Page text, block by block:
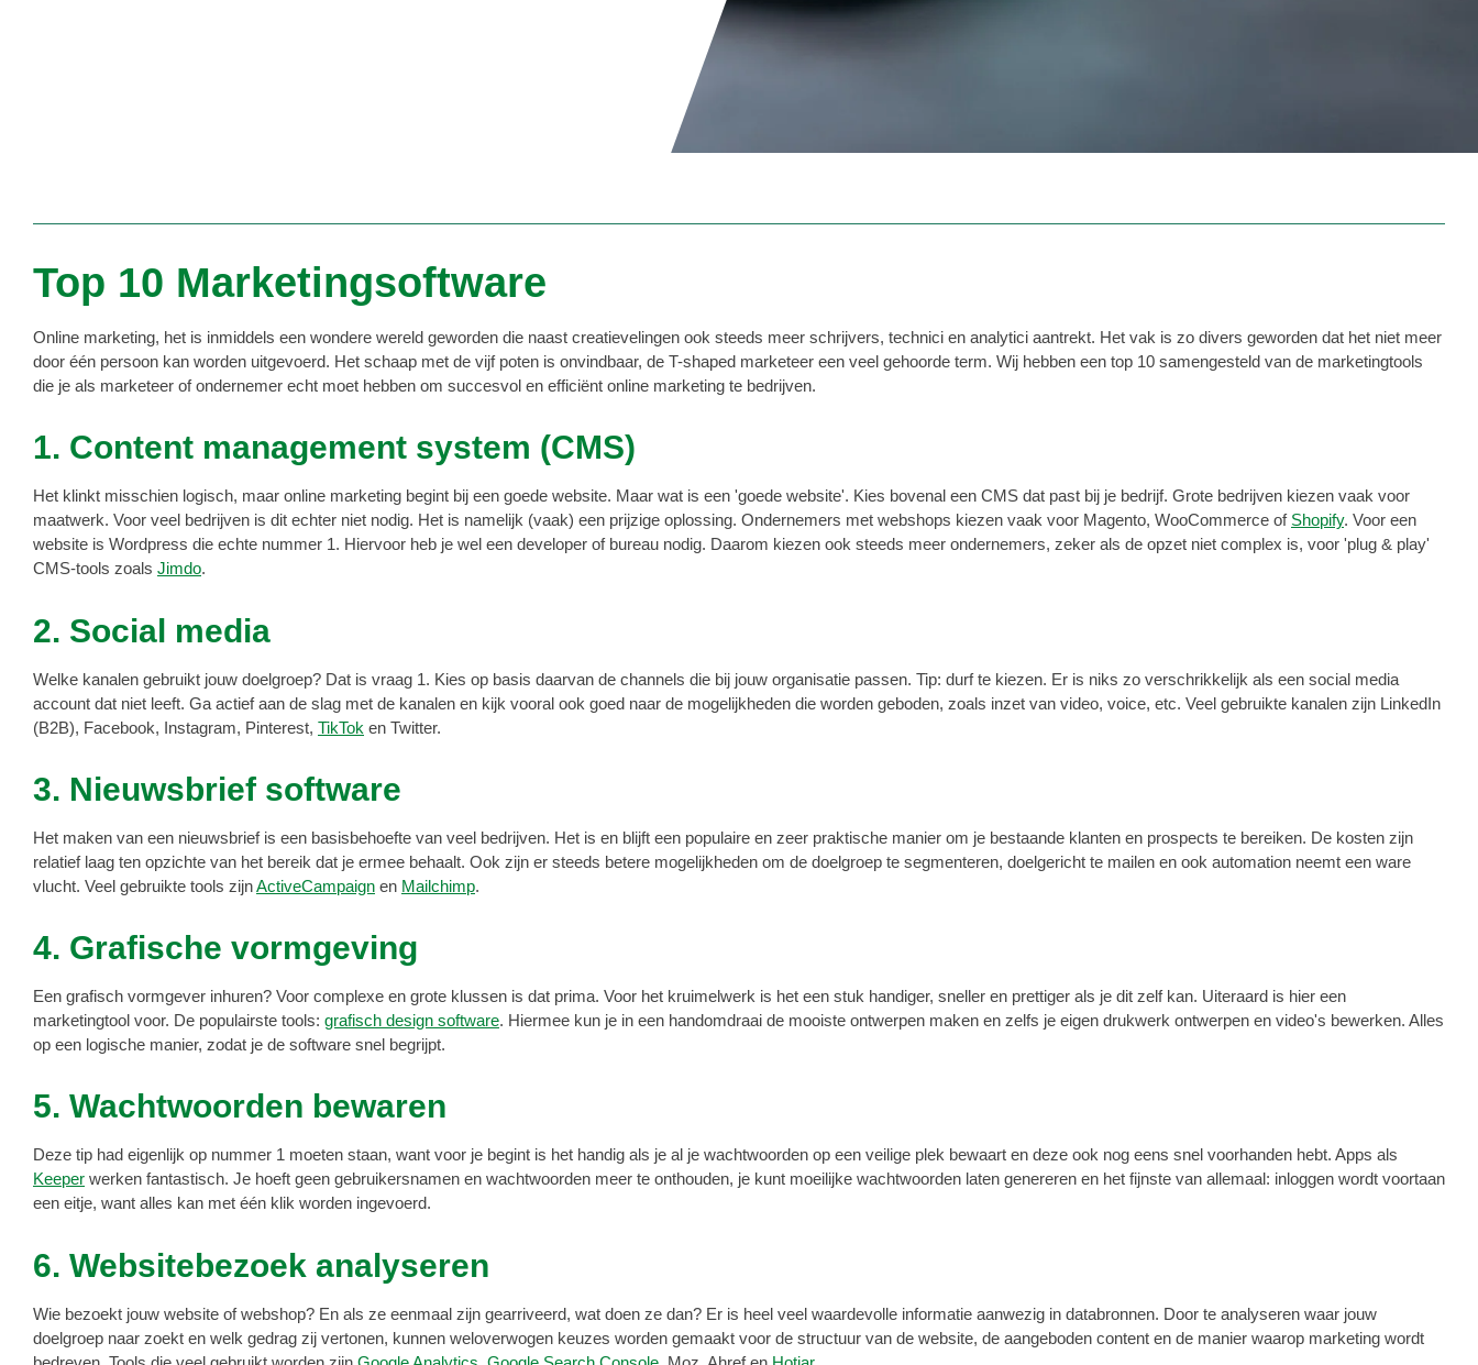
Top 10 Marketingsoftware
Online marketing, het is inmiddels een wondere wereld geworden die naast creatievelingen ook steeds meer schrijvers, technici en analytici aantrekt. Het vak is zo divers geworden dat het niet meer
door één persoon kan worden uitgevoerd. Het schaap met de vijf poten is onvindbaar, de T-shaped marketeer een veel gehoorde term. Wij hebben een top 10 samengesteld van de marketingtools
die je als marketeer of ondernemer echt moet hebben om succesvol en efficiënt online marketing te bedrijven.
1. Content management system (CMS)
Het klinkt misschien logisch, maar online marketing begint bij een goede website. Maar wat is een 'goede website'. Kies bovenal een CMS dat past bij je bedrijf. Grote bedrijven kiezen vaak voor
maatwerk. Voor veel bedrijven is dit echter niet nodig. Het is namelijk (vaak) een prijzige oplossing. Ondernemers met webshops kiezen vaak voor Magento, WooCommerce of Shopify. Voor een
website is Wordpress die echte nummer 1. Hiervoor heb je wel een developer of bureau nodig. Daarom kiezen ook steeds meer ondernemers, zeker als de opzet niet complex is, voor 'plug & play'
CMS-tools zoals Jimdo.
2. Social media
Welke kanalen gebruikt jouw doelgroep? Dat is vraag 1. Kies op basis daarvan de channels die bij jouw organisatie passen. Tip: durf te kiezen. Er is niks zo verschrikkelijk als een social media
account dat niet leeft. Ga actief aan de slag met de kanalen en kijk vooral ook goed naar de mogelijkheden die worden geboden, zoals inzet van video, voice, etc. Veel gebruikte kanalen zijn LinkedIn
(B2B), Facebook, Instagram, Pinterest, TikTok en Twitter.
3. Nieuwsbrief software
Het maken van een nieuwsbrief is een basisbehoefte van veel bedrijven. Het is en blijft een populaire en zeer praktische manier om je bestaande klanten en prospects te bereiken. De kosten zijn
relatief laag ten opzichte van het bereik dat je ermee behaalt. Ook zijn er steeds betere mogelijkheden om de doelgroep te segmenteren, doelgericht te mailen en ook automation neemt een ware
vlucht. Veel gebruikte tools zijnActiveCampaign en Mailchimp.
4. Grafische vormgeving
Een grafisch vormgever inhuren? Voor complexe en grote klussen is dat prima. Voor het kruimelwerk is het een stuk handiger, sneller en prettiger als je dit zelf kan. Uiteraard is hier een
marketingtool voor. De populairste tools: grafisch design software. Hiermee kun je in een handomdraai de mooiste ontwerpen maken en zelfs je eigen drukwerk ontwerpen en video's bewerken. Alles
op een logische manier, zodat je de software snel begrijpt.
5. Wachtwoorden bewaren
Deze tip had eigenlijk op nummer 1 moeten staan, want voor je begint is het handig als je al je wachtwoorden op een veilige plek bewaart en deze ook nog eens snel voorhanden hebt. Apps als
Keeper werken fantastisch. Je hoeft geen gebruikersnamen en wachtwoorden meer te onthouden, je kunt moeilijke wachtwoorden laten genereren en het fijnste van allemaal: inloggen wordt voortaan
een eitje, want alles kan met één klik worden ingevoerd.
6. Websitebezoek analyseren
Wie bezoekt jouw website of webshop? En als ze eenmaal zijn gearriveerd, wat doen ze dan? Er is heel veel waardevolle informatie aanwezig in databronnen. Door te analyseren waar jouw
doelgroep naar zoekt en welk gedrag zij vertonen, kunnen weloverwogen keuzes worden gemaakt voor de structuur van de website, de aangeboden content en de manier waarop marketing wordt